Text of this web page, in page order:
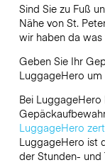
Sind Sie zu Fuß
Nähe von St.
wir haben da was
Geben Sie Ihr
LuggageHero um
Bei
LuggageHero
LuggageHero ist
der Stunden- und